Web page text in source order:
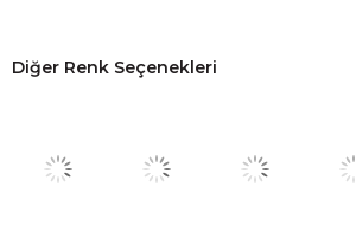
Diğer Renk Seçenekleri